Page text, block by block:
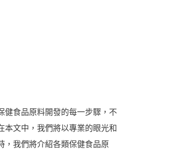
健食品原料開發的每一步驟，不
本文中，我們將以專業的眼光和
，我們將介紹各類保健食品原